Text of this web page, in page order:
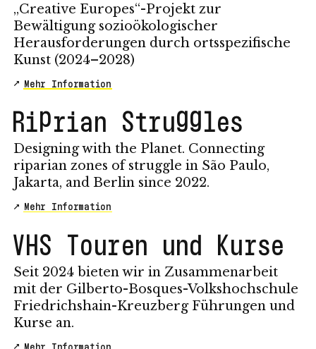
„Creative Europes“-Projekt zur
Bewältigung sozioökologischer
Herausforderungen durch ortsspezifische
Kunst (2024–2028)
Mehr Information
Riprian Struggles
Designing with the Planet. Connecting
riparian zones of struggle in São Paulo,
Jakarta, and Berlin since 2022.
Mehr Information
VHS Touren und Kurse
Seit 2024 bieten wir in Zusammenarbeit
mit der Gilberto-Bosques-Volkshochschule
Friedrichshain-Kreuzberg Führungen und
Kurse an.
Mehr Information